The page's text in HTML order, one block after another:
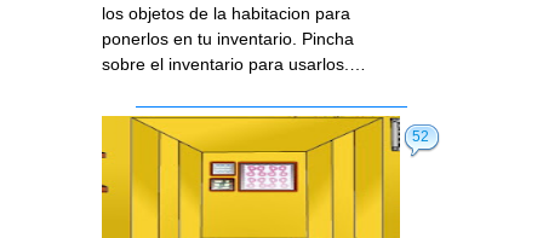
los objetos de la habitacion para
ponerlos en tu inventario. Pincha
sobre el inventario para usarlos.…
52